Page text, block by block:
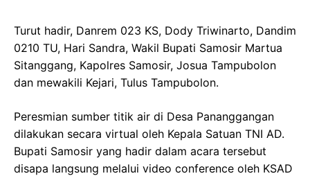
Turut hadir, Danrem 023 KS, Dody Triwinarto, Dandim
0210 TU, Hari Sandra, Wakil Bupati Samosir Martua
Sitanggang, Kapolres Samosir, Josua Tampubolon
dan mewakili Kejari, Tulus Tampubolon.
Peresmian sumber titik air di Desa Pananggangan
dilakukan secara virtual oleh Kepala Satuan TNI AD.
Bupati Samosir yang hadir dalam acara tersebut
disapa langsung melalui video conference oleh KSAD